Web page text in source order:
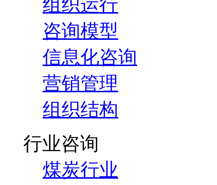
组织运行
咨询模型
信息化咨询
营销管理
组织结构
行业咨询
煤炭行业